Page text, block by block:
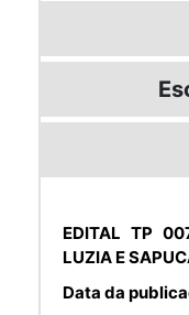
EDITAL TP
LUZIA E
Data da